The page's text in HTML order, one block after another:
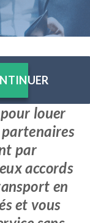
louer
par
accords
en
et vous